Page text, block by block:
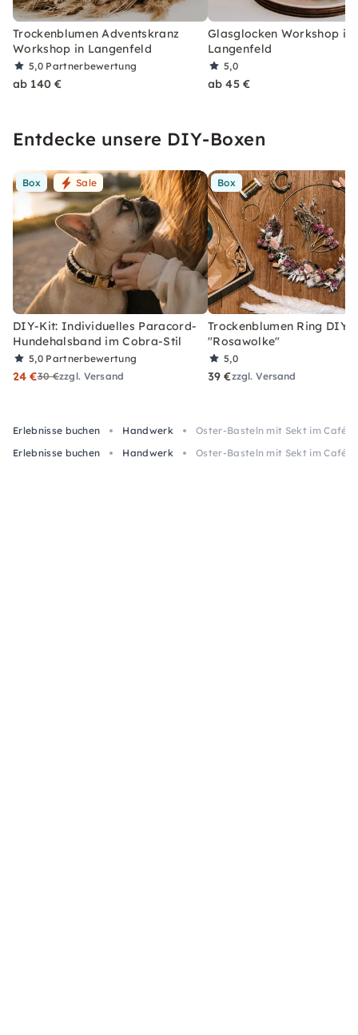
Trockenblumen Adventskranz
Workshop in Langenfeld
5,0 Partnerbewertung
ab 140 €
Glasglocken Workshop in
Langenfeld
5,0
ab 45 €
Entdecke unsere DIY-Boxen
Box Sale
DIY-Kit: Individuelles Paracord-
Hundehalsband im Cobra-Stil
5,0 Partnerbewertung
24 €30 €zzgl. Versand
Box
Trockenblumen Ring DIY-
"Rosawolke"
5,0
39 €zzgl. Versand
Erlebnisse buchen Handwerk
Oster-Basteln mit Sekt im Café
Erlebnisse buchen
Handwerk Oster-Basteln mit Sekt im Café